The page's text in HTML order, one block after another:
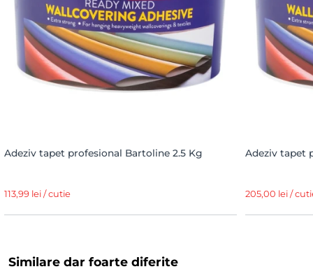
Adeziv tapet profesional Bartoline 2.5 Kg
113,99 lei / cutie
Adeziv tapet
205,00 lei /
Similare dar foarte diferite